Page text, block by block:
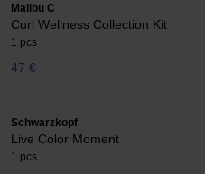
Malibu C
Curl Wellness Collection Kit
1 pcs
47 €
Schwarzkopf
Live Color Moment
1 pcs